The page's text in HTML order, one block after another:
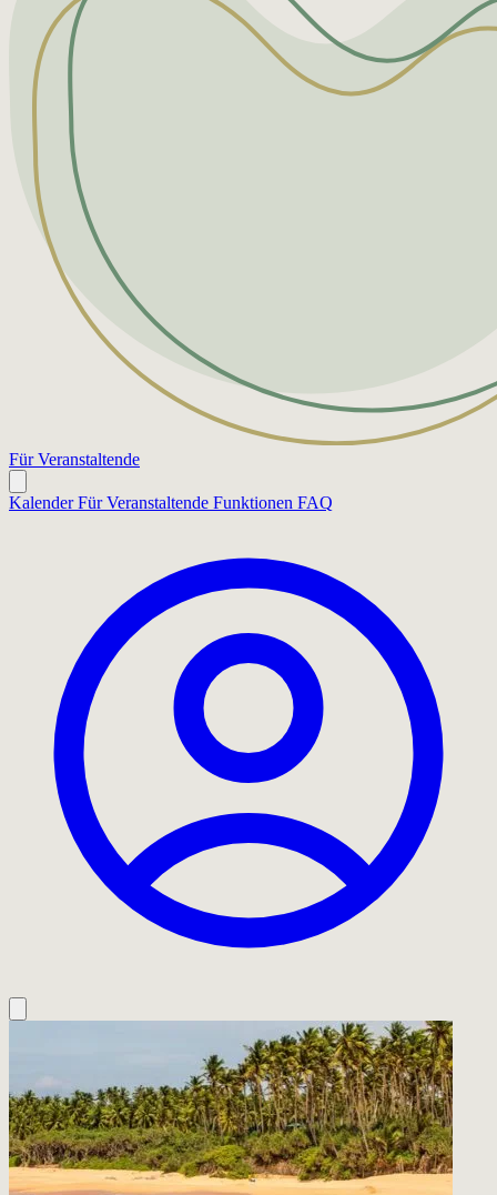
Für Veranstaltende
Kalender Für Veranstaltende Funktionen FAQ